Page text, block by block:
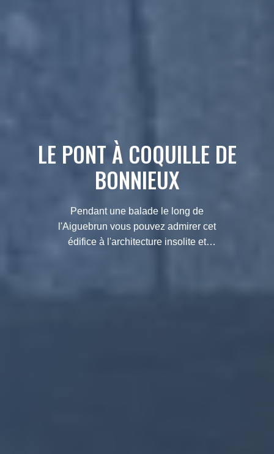
LE PONT À COQUILLE DE
BONNIEUX
Pendant une balade le long de
l'Aiguebrun vous pouvez admirer cet
édifice à l'architecture insolite et